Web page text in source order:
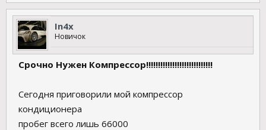
In4x
Новичок
Срочно Нужен Компрессор!!!!!!!!!!!!!!!!!!!!!!!!!!!!
Сегодня приговорили мой компрессор
кондиционера
пробег всего лишь 66000